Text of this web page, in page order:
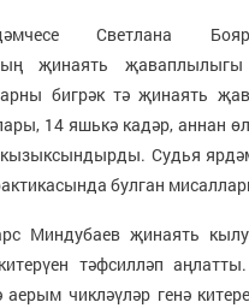
Светлана
җинаять
бигрәк тә җинаять
14 яшькә кадәр, аннан
Судья
булган
Миндубаев җинаять
тәфсилләп
аерым чикләүләр генә